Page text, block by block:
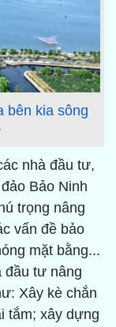
bên kia sông
nhà đầu tư,
Bảo Ninh
trọng nâng
vấn đề bảo
mặt bằng...
đầu tư nâng
Xây kè chắn
tắm; xây dựng